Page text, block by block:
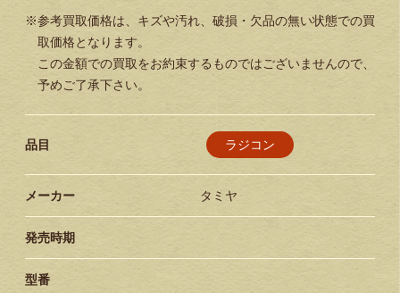
※参考買取価格は、キズや汚れ、破損・欠品の無い状態での買
取価格となります。
この金額での買取をお約束するものではございませんので、
予めご了承下さい。
品目 ラジコン
メーカー タミヤ
発売時期
型番